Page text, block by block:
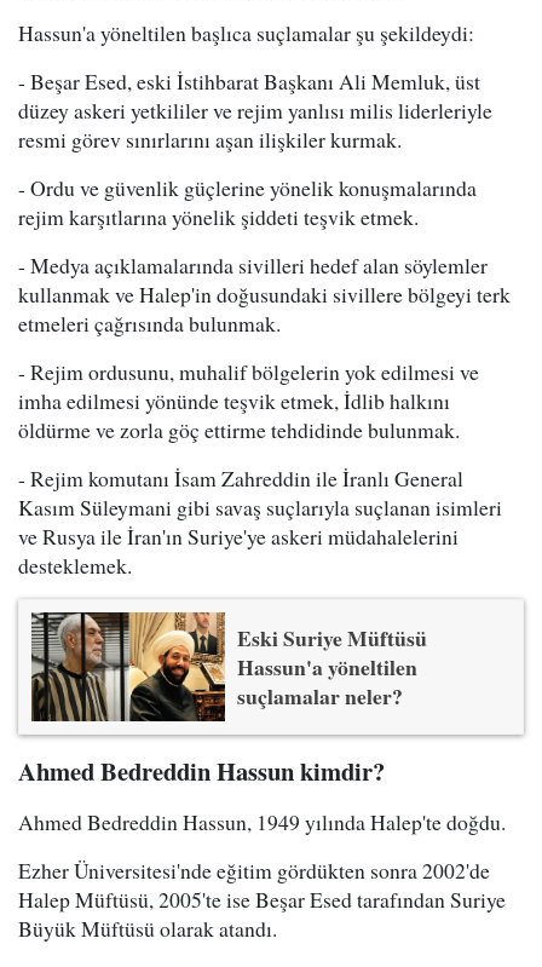
Hassun'a yöneltilen başlıca suçlamalar şu şekildeydi:
- Beşar Esed, eski İstihbarat Başkanı Ali Memluk, üst
düzey askeri yetkililer ve rejim yanlısı milis liderleriyle
resmi görev sınırlarını aşan ilişkiler kurmak.
- Ordu ve güvenlik güçlerine yönelik konuşmalarında
rejim karşıtlarına yönelik şiddeti teşvik etmek.
- Medya açıklamalarında sivilleri hedef alan söylemler
kullanmak ve Halep'in doğusundaki sivillere bölgeyi terk
etmeleri çağrısında bulunmak.
- Rejim ordusunu, muhalif bölgelerin yok edilmesi ve
imha edilmesi yönünde teşvik etmek, İdlib halkını
öldürme ve zorla göç ettirme tehdidinde bulunmak.
- Rejim komutanı İsam Zahreddin ile İranlı General
Kasım Süleymani gibi savaş suçlarıyla suçlanan isimleri
ve Rusya ile İran'ın Suriye'ye askeri müdahalelerini
desteklemek.
Eski Suriye Müftüsü
Hassun'a yöneltilen
suçlamalar neler?
Ahmed Bedreddin Hassun kimdir?
Ahmed Bedreddin Hassun, 1949 yılında Halep'te doğdu.
Ezher Üniversitesi'nde eğitim gördükten sonra 2002'de
Halep Müftüsü, 2005'te ise Beşar Esed tarafından Suriye
Büyük Müftüsü olarak atandı.